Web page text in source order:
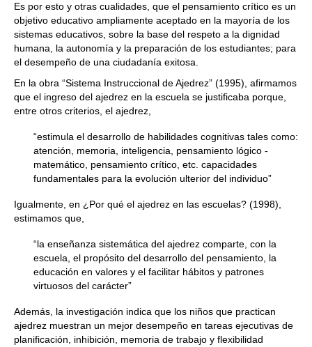
Es por esto y otras cualidades, que el pensamiento crítico es un
objetivo educativo ampliamente aceptado en la mayoría de los
sistemas educativos, sobre la base del respeto a la dignidad
humana, la autonomía y la preparación de los estudiantes; para
el desempeño de una ciudadanía exitosa.
En la obra “Sistema Instruccional de Ajedrez” (1995), afirmamos
que el ingreso del ajedrez en la escuela se justificaba porque,
entre otros criterios, el ajedrez,
“estimula el desarrollo de habilidades cognitivas tales como:
atención, memoria, inteligencia, pensamiento lógico -
matemático, pensamiento crítico, etc. capacidades
fundamentales para la evolución ulterior del individuo”
Igualmente, en ¿Por qué el ajedrez en las escuelas? (1998),
estimamos que,
“la enseñanza sistemática del ajedrez comparte, con la
escuela, el propósito del desarrollo del pensamiento, la
educación en valores y el facilitar hábitos y patrones
virtuosos del carácter”
Además, la investigación indica que los niños que practican
ajedrez muestran un mejor desempeño en tareas ejecutivas de
planificación, inhibición, memoria de trabajo y flexibilidad